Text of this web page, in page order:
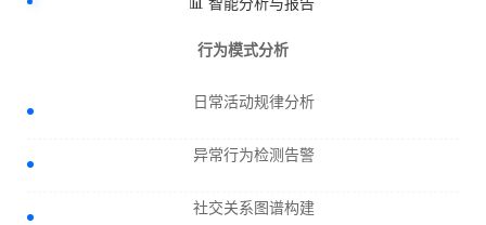
行为模式分析
日常活动规律分析
异常行为检测告警
社交关系图谱构建